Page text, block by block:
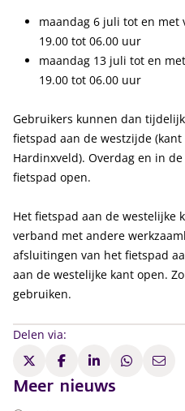
maandag 6 juli tot en met
19.00 tot 06.00 uur
maandag 13 juli tot en
19.00 tot 06.00 uur
Gebruikers kunnen dan
fietspad aan de westzijde
Hardinxveld). Overdag en in
fietspad open.
Het fietspad aan de westelijke
verband met andere
afsluitingen van het fietspad
aan de westelijke kant open.
gebruiken.
Delen via:
Meer nieuws